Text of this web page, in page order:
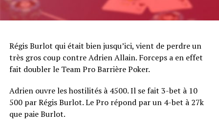
Régis Burlot qui était bien jusqu’ici, vient de perdre un
très gros coup contre Adrien Allain. Forceps a en effet
fait doubler le Team Pro Barrière Poker.
Adrien ouvre les hostilités à 4500. Il se fait 3-bet à 10
500 par Régis Burlot. Le Pro répond par un 4-bet à 27k
que paie Burlot.